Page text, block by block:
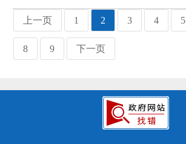
上一页 1 2 3 4 5
8 9 下一页